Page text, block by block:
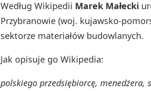
Według Wikipedii Marek Małecki
Przybranowie (woj.
sektorze materiałów budowlanych.
Jak opisuje go Wikipedia:
polskiego przedsiębiorcę, menedżera,